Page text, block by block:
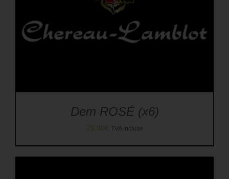
Dem ROSÉ (x6)
75,00€ TVA incluse